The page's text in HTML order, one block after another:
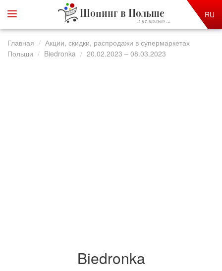
Шопинг в Польше
и не только ...
RU
Главная
Акции, скидки, распродажи в супермаркетах
Польши
Biedronka 20.02.2023 – 08.03.2023
Biedronka